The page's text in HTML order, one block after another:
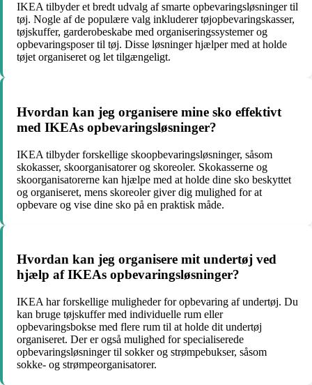
IKEA tilbyder et bredt udvalg af smarte opbevaringsløsninger til
tøj. Nogle af de populære valg inkluderer tøjopbevaringskasser,
tøjskuffer, garderobeskabe med organiseringssystemer og
opbevaringsposer til tøj. Disse løsninger hjælper med at holde
tøjet organiseret og let tilgængeligt.
Hvordan kan jeg organisere mine sko effektivt
med IKEAs opbevaringsløsninger?
IKEA tilbyder forskellige skoopbevaringsløsninger, såsom
skokasser, skoorganisatorer og skoreoler. Skokasserne og
skoorganisatorerne kan hjælpe med at holde dine sko beskyttet
og organiseret, mens skoreoler giver dig mulighed for at
opbevare og vise dine sko på en praktisk måde.
Hvordan kan jeg organisere mit undertøj ved
hjælp af IKEAs opbevaringsløsninger?
IKEA har forskellige muligheder for opbevaring af undertøj. Du
kan bruge tøjskuffer med individuelle rum eller
opbevaringsbokse med flere rum til at holde dit undertøj
organiseret. Der er også mulighed for specialiserede
opbevaringsløsninger til sokker og strømpebukser, såsom
sokke- og strømpeorganisatorer.